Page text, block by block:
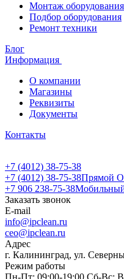
Монтаж
Подбор оборудования
Ремонт техники
Блог
Информация
О компании
Магазины
Реквизиты
Документы
Контакты
+7 (4012) 38-75-38
+7 (4012) 38-75-38Прямой
+7 906 238-75-38
Заказать звонок
E-mail
info@ipclean.ru
ceo@ipclean.ru
Адрес
г. Калининград, ул.
Режим работы
Пн-Пт: 09:00-19:00 Сб-Вс: